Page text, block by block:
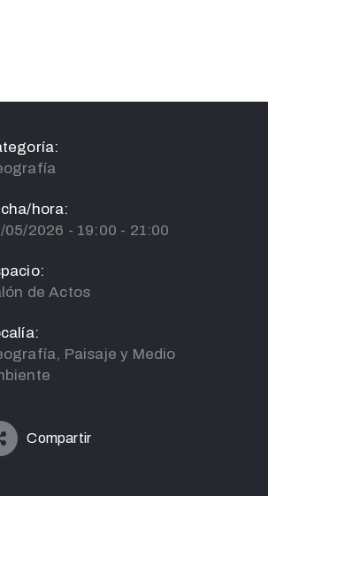
hora:
05/2026 - 19:00 - 21:00
de Actos
Paisaje y Medio
Compartir